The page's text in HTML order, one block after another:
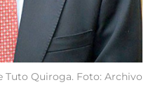
Tuto Quiroga. Foto: Archivo